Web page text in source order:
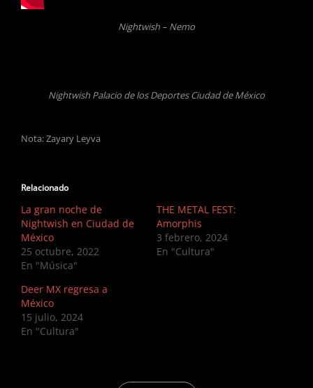
Nightwish – Nemo
Nightwish Palacio de los Deportes Ciudad de México
Nota: Zayary Leyva
Relacionado
La gran noche de
Nightwish en Ciudad de
México
25 octubre, 2022
En "Música"
THE METAL FEST:
Amorphis
3 febrero, 2024
En "Cultura"
Deer MX regresa a
México
15 julio, 2024
En "Cultura"